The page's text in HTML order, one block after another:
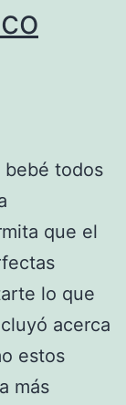
bebé todos
que el
lo que
acerca
estos
más